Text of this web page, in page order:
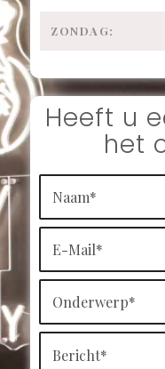
ZONDAG:
Heeft u
het